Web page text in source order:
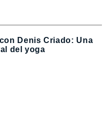
Denis Criado: Una
del yoga